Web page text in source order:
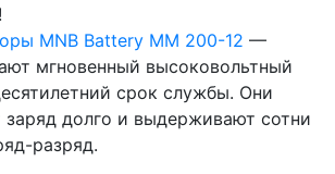
MNB Battery MM 200-12 —
мгновенный высоковольтный
срок службы. Они
заряд долго и выдерживают сотни
разряд.